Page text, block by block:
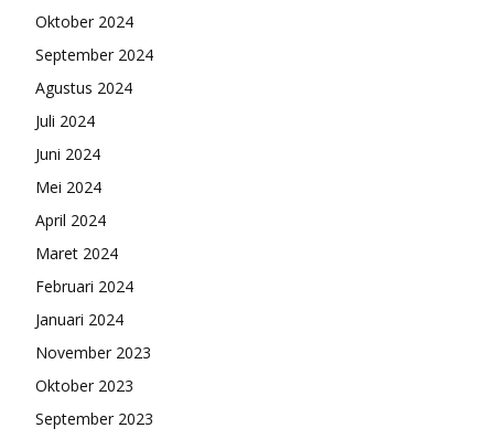
Oktober 2024
September 2024
Agustus 2024
Juli 2024
Juni 2024
Mei 2024
April 2024
Maret 2024
Februari 2024
Januari 2024
November 2023
Oktober 2023
September 2023